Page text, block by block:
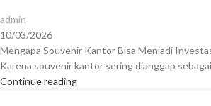
admin
10/03/2026
Mengapa Souvenir Kantor Bisa Menjadi
Karena souvenir kantor sering dianggap
Continue reading